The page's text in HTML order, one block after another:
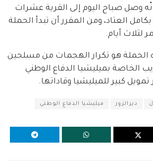
وصل صباح اليوم إلى القرية عشرات
العتاد، ومن المقرر أن تبدأ الحملة
لثلاث أيام.
الحملة هو تكرار الهجمات من مسلحين
الخاصة بميليشيا الدفاع الوطني
كبير للميليشيا وقاداتها.
ديرالزور ميليشيا الدفاع الوطني